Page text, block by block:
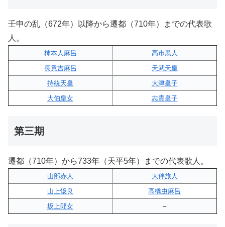
壬申の乱（672年）以降から遷都（710年）までの代表歌
人。
柿本人麻呂
高市黒人
長意吉麻呂
天武天皇
持統天皇
大津皇子
大伯皇女
志貴皇子
第三期
遷都（710年）から733年（天平5年）までの代表歌人。
山部赤人
大伴旅人
山上憶良
高橋虫麻呂
坂上郎女
–